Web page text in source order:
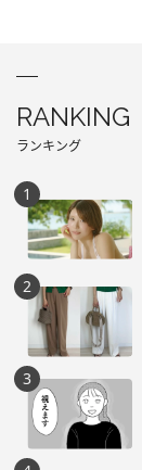
RANKING
ランキング